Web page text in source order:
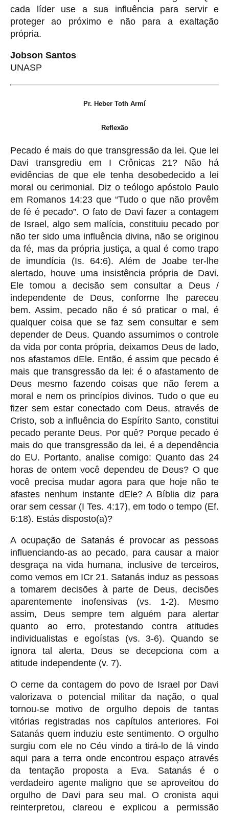
cada líder use a sua influência para servir e
proteger ao próximo e não para a exaltação
própria.
Jobson Santos
UNASP
Pr. Heber Toth Armí
Reflexão
Pecado é mais do que transgressão da lei. Que lei
Davi transgrediu em I Crônicas 21? Não há
evidências de que ele tenha desobedecido a lei
moral ou cerimonial. Diz o teólogo apóstolo Paulo
em Romanos 14:23 que “Tudo o que não provêm
de fé é pecado”. O fato de Davi fazer a contagem
de Israel, algo sem malícia, constituiu pecado por
não ter sido uma influência divina, não se originou
da fé, mas da própria justiça, a qual é como trapo
de imundícia (Is. 64:6). Além de Joabe ter-lhe
alertado, houve uma insistência própria de Davi.
Ele tomou a decisão sem consultar a Deus /
independente de Deus, conforme lhe pareceu
bem. Assim, pecado não é só praticar o mal, é
qualquer coisa que se faz sem consultar e sem
depender de Deus. Quando assumimos o controle
da vida por conta própria, deixamos Deus de lado,
nos afastamos dEle. Então, é assim que pecado é
mais que transgressão da lei: é o afastamento de
Deus mesmo fazendo coisas que não ferem a
moral e nem os princípios divinos. Tudo o que eu
fizer sem estar conectado com Deus, através de
Cristo, sob a influência do Espírito Santo, constitui
pecado perante Deus. Por quê? Porque pecado é
mais do que transgressão da lei, é a dependência
do EU. Portanto, analise comigo: Quanto das 24
horas de ontem você dependeu de Deus? O que
você precisa mudar agora para que hoje não te
afastes nenhum instante dEle? A Bíblia diz para
orar sem cessar (I Tes. 4:17), em todo o tempo (Ef.
6:18). Estás disposto(a)?
A ocupação de Satanás é provocar as pessoas
influenciando-as ao pecado, para causar a maior
desgraça na vida humana, inclusive de terceiros,
como vemos em ICr 21. Satanás induz as pessoas
a tomarem decisões à parte de Deus, decisões
aparentemente inofensivas (vs. 1-2). Mesmo
assim, Deus sempre tem alguém para alertar
quanto ao erro, protestando contra atitudes
individualistas e egoístas (vs. 3-6). Quando se
ignora tal alerta, Deus se decepciona com a
atitude independente (v. 7).
O cerne da contagem do povo de Israel por Davi
valorizava o potencial militar da nação, o qual
tornou-se motivo de orgulho depois de tantas
vitórias registradas nos capítulos anteriores. Foi
Satanás quem induziu este sentimento. O orgulho
surgiu com ele no Céu vindo a tirá-lo de lá vindo
aqui para a terra onde encontrou espaço através
da tentação proposta a Eva. Satanás é o
verdadeiro agente maligno que se aproveitou do
orgulho de Davi para seu mal. O cronista aqui
reinterpretou, clareou e explicou a permissão